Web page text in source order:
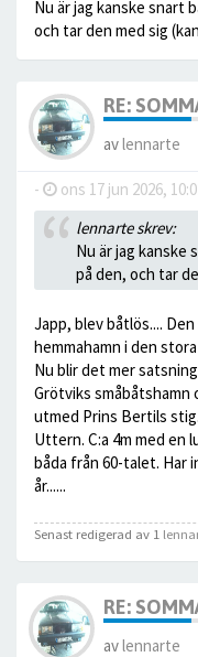
Nu är jag kanske snart
och tar den med sig
RE:
avlennarte
- ons 17 jun 2026,
lennarte skrev:
Nu är jag kanske
på den, och tar
Japp, blev båtlös....
hemmahamn i den
Nu blir det mer
Grötviks småbåtshamn
utmed Prins Bertils
Uttern. C:a 4m med en
båda från 60-talet. Har
år......
Senast redigerad av 1
RE:
avlennarte